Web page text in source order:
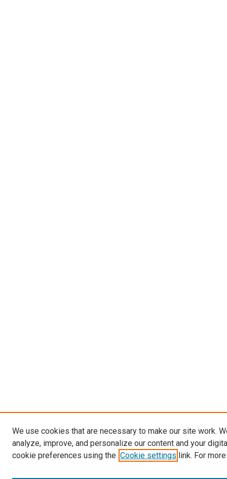
We use cookies that are necessary to make our site work.
analyze, improve, and personalize our content and your
cookie preferences using the Cookie settings link. For